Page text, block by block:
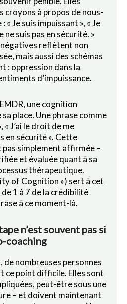
croyons à propos de nous-
« Je suis impuissant », « Je
ne suis pas en sécurité. »
reflètent non
mais aussi des schémas
: oppression dans la
d’impuissance.
une cognition
place. Une phrase comme
« J’ai le droit de me
en sécurité ». Cette
pas simplement affirmée –
et évaluée quant à sa
thérapeutique.
of Cognition ») sert à cet
1 à 7 de la crédibilité
à ce moment-là.
n’est souvent pas si
coaching
de nombreuses personnes
ce point difficile. Elles sont
peut-être sous une
– et doivent maintenant